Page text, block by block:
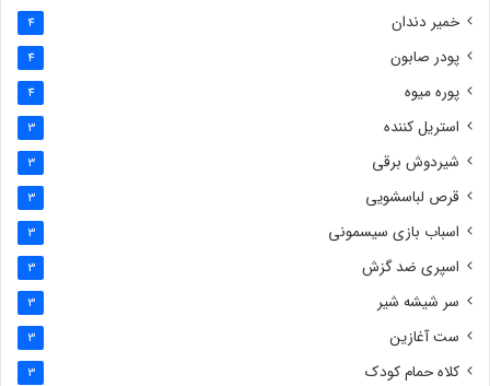
خمیر دندان 4
پودر صابون 4
پوره میوه 4
استریل کننده 3
شیردوش برقی 3
قرص لباسشویی 3
اسباب بازی سیسمونی 3
اسپری ضد گزش 3
سر شیشه شیر 3
ست آغازین 3
کلاه حمام کودک 3